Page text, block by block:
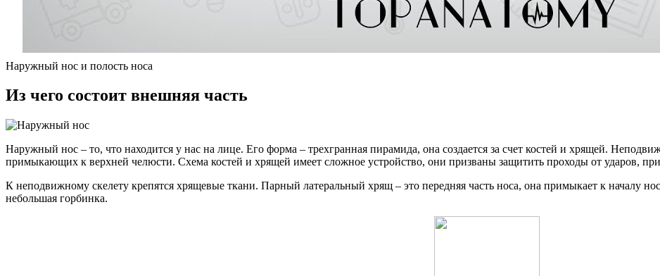
Наружный нос и полость носа
Из чего состоит внешняя часть
Наружный нос – то, что находится у нас на лице. Его форма – трехгранная пирамида, она создается за счет костей и хрящей.
примыкающих к верхней челюсти. Схема костей и хрящей имеет сложное устройство, они призваны защитить проходы от ударов,
К неподвижному скелету крепятся хрящевые ткани. Парный латеральный хрящ – это передняя часть носа, она примыкает к началу
небольшая горбинка.